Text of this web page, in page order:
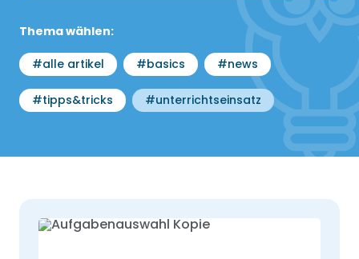
Thema wählen:
#alle artikel #basics #news
#tipps&tricks #unterrichtseinsatz